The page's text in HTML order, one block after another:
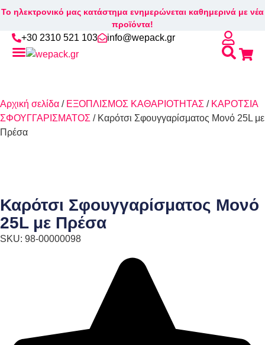
Το ηλεκτρονικό μας κατάστημα ενημερώνεται καθημερινά με νέα
προϊόντα!
+30 2310 521 103 info@wepack.gr
Αρχική σελίδα / ΕΞΟΠΛΙΣΜΟΣ ΚΑΘΑΡΙΟΤΗΤΑΣ / ΚΑΡΟΤΣΙΑ
ΣΦΟΥΓΓΑΡΙΣΜΑΤΟΣ / Καρότσι Σφουγγαρίσματος Μονό 25L με
Πρέσα
Καρότσι Σφουγγαρίσματος Μονό
25L με Πρέσα
SKU: 98-00000098